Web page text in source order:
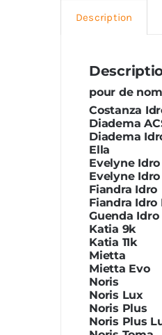
Description
pour de
Costanza
Diadema
Diadema
Ella
Evelyne Idro
Evelyne Idro
Fiandra Idro
Fiandra Idro
Guenda Idro
Katia 9k
Katia 11k
Mietta
Mietta Evo
Noris
Noris Lux
Noris Plus
Noris Plus